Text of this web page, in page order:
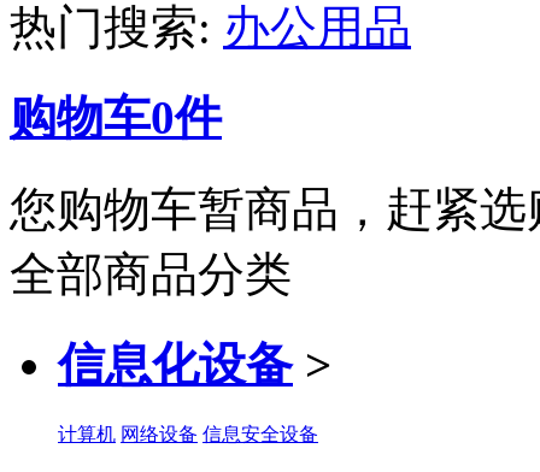
热门搜索: 办公用品
购物车0件
您购物车暂商品，赶紧选
全部商品分类
信息化设备 >
计算机 网络设备 信息安全设备